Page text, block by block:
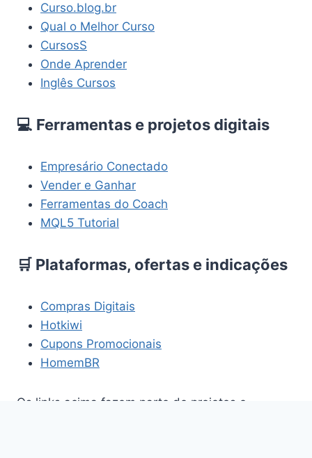
Curso.blog.br
Qual o Melhor Curso
CursosS
Onde Aprender
Inglês Cursos
💻 Ferramentas e projetos digitais
Empresário Conectado
Vender e Ganhar
Ferramentas do Coach
MQL5 Tutorial
🛒 Plataformas, ofertas e indicações
Compras Digitais
Hotkiwi
Cupons Promocionais
HomemBR
Os links acima fazem parte de projetos e